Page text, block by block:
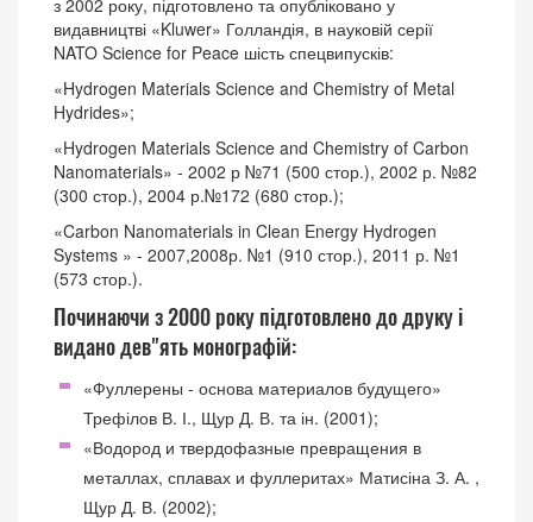
видавництві «Kluwer» Голландія, в науковій серії
NATO Science for Peace шість спецвипусків:
«Hydrogen Materials Science and Chemistry of Metal
Hydrides»;
«Hydrogen Materials Science and Chemistry of Carbon
Nanomaterials» - 2002 р №71 (500 стор.), 2002 р. №82
(300 стор.), 2004 р.№172 (680 стор.);
«Carbon Nanomaterials in Clean Energy Hydrogen
Systems » - 2007,2008р. №1 (910 стор.), 2011 р. №1
(573 стор.).
Починаючи з 2000 року підготовлено до друку і
видано дев"ять монографій:
«Фуллерены - основа материалов будущего»
Трефілов В. І., Щур Д. В. та ін. (2001);
«Водород и твердофазные превращения в
металлах, сплавах и фуллеритах» Матисіна З. А. ,
Щур Д. В. (2002);